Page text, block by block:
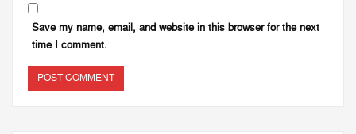
Save my name, email, and website in this browser for the next
time I comment.